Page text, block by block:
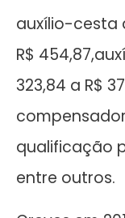
auxílio-cesta
R$
323,84 a R$
compensador
qualificação
entre outros.